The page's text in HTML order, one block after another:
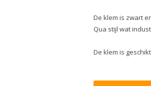
De klem is zwart
Qua stijl wat
De klem is